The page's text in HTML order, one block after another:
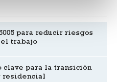
para reducir riesgos
el trabajo
clave para la transición
residencial